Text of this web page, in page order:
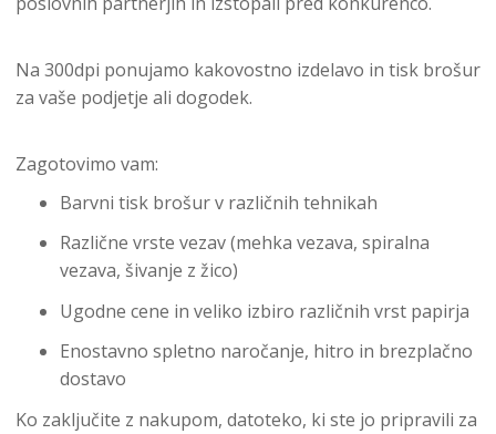
Na 300dpi ponujamo kakovostno izdelavo in tisk brošur
za vaše podjetje ali dogodek.
Zagotovimo vam:
Barvni tisk brošur v različnih tehnikah
Različne vrste vezav (mehka vezava, spiralna
vezava, šivanje z žico)
Ugodne cene in veliko izbiro različnih vrst papirja
Enostavno spletno naročanje, hitro in brezplačno
dostavo
Ko zaključite z nakupom, datoteko, ki ste jo pripravili za